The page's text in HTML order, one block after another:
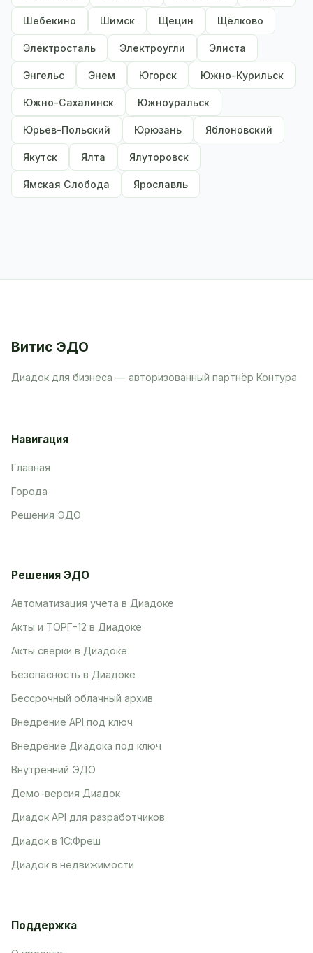
Шебекино Шимск Щецин Щёлково
Электросталь Электроугли Элиста
Энгельс Энем Югорск Южно-Курильск
Южно-Сахалинск Южноуральск
Юрьев-Польский Юрюзань Яблоновский
Якутск Ялта Ялуторовск
Ямская Слобода Ярославль
Витис ЭДО
Диадок для бизнеса — авторизованный партнёр Контура
Навигация
Главная
Города
Решения ЭДО
Решения ЭДО
Автоматизация учета в Диадоке
Акты и ТОРГ-12 в Диадоке
Акты сверки в Диадоке
Безопасность в Диадоке
Бессрочный облачный архив
Внедрение API под ключ
Внедрение Диадока под ключ
Внутренний ЭДО
Демо-версия Диадок
Диадок API для разработчиков
Диадок в 1С:Фреш
Диадок в недвижимости
Поддержка